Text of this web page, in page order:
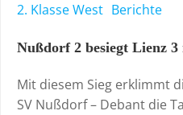
2. Klasse West Berichte
Nußdorf 2 besiegt Lienz 3
Mit diesem Sieg erklimmt
SV Nußdorf – Debant die